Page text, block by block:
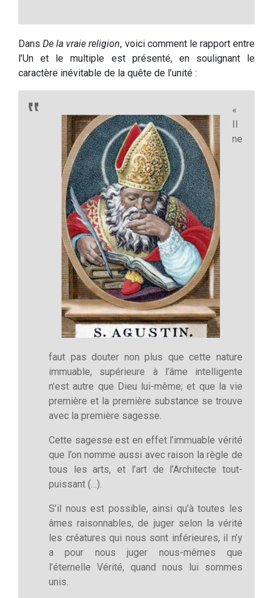
DansDe la vraie religion, voici comment le rapport entre
l’Un et le multiple est présenté, en soulignant le
caractère inévitable de la quête de l’unité :
«
ne
faut pas douter non plus que cette nature
immuable, supérieure à l’âme intelligente
n’est autre que Dieu lui-même; et que la vie
première et la première substance se trouve
avec la première sagesse.
Cette sagesse est en effet l’immuable vérité
que l’on nomme aussi avec raison la règle de
tous les arts, et l’art de l’Architecte tout-
puissant (…).
S’il nous est possible, ainsi qu’à toutes les
âmes raisonnables, de juger selon la vérité
les créatures qui nous sont inférieures, il n’y
a pour nous juger nous-mêmes que
l’éternelle Vérité, quand nous lui sommes
unis.